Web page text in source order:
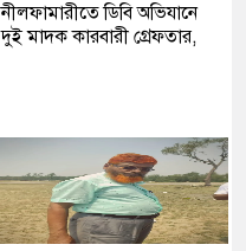
নীলফামারীতে ডিবি অভিযানে
দুই মাদক কারবারী গ্রেফতার,